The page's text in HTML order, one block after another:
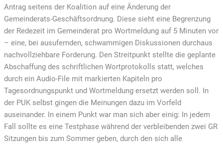
Antrag seitens der Koalition auf eine Änderung der
Gemeinderats-Geschäftsordnung. Diese sieht eine Begrenzung
der Redezeit im Gemeinderat pro Wortmeldung auf 5 Minuten vor
– eine, bei ausufernden, schwammigen Diskussionen durchaus
nachvollziehbare Forderung. Den Streitpunkt stellte die geplante
Abschaffung des schriftlichen Wortprotokolls statt, welches
durch ein Audio-File mit markierten Kapiteln pro
Tagesordnungspunkt und Wortmeldung ersetzt werden soll. In
der PUK selbst gingen die Meinungen dazu im Vorfeld
auseinander. In einem Punkt war man sich aber einig: In jedem
Fall sollte es eine Testphase während der verbleibenden zwei GR
Sitzungen bis zum Sommer geben, durch den sich alle